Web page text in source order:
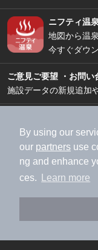
By using our
our partners use
ng and enhance
ces.
Learn more
ニフティ温
地図から温
今すぐダウ
ご意見ご要望 ・お問い
施設データの新規追加
加盟店募集
利用規約
特定商取引
運営会